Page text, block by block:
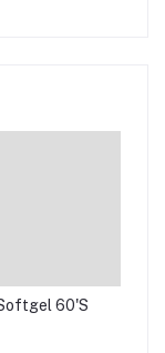
60'S